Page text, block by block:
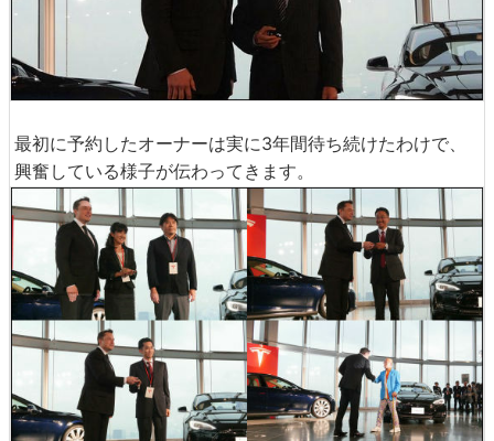
最初に予約したオーナーは実に3年間待ち続けたわけで、
興奮している様子が伝わってきます。